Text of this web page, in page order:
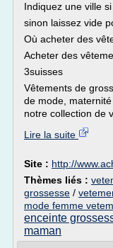
Indiquez une ville
sinon laissez vide
Où acheter des
Acheter des
3suisses
Vêtements de
de mode,
notre collection de
Lire la suite
Site : http://
Thèmes liés :
grossesse /
mode femme
enceinte
maman